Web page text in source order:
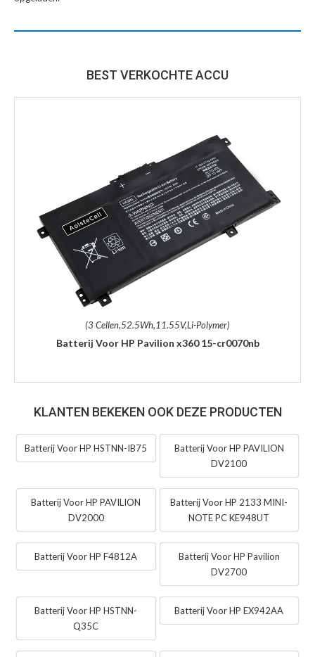
BEST VERKOCHTE ACCU
(3 Cellen,52.5Wh,11.55V,Li-Polymer)
Batterij Voor HP Pavilion x360 15-cr0070nb
KLANTEN BEKEKEN OOK DEZE PRODUCTEN
Batterij Voor HP HSTNN-IB75
Batterij Voor HP PAVILION
DV2100
Batterij Voor HP PAVILION
DV2000
Batterij Voor HP 2133 MINI-
NOTE PC KE948UT
Batterij Voor HP F4812A
Batterij Voor HP Pavilion
DV2700
Batterij Voor HP HSTNN-
Q35C
Batterij Voor HP EX942AA